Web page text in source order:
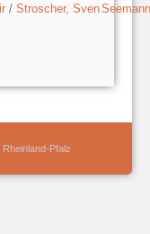
/ Stroscher, Sven
Pfalz